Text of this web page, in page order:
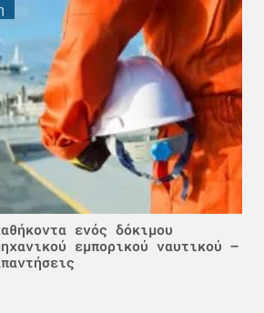
ενός δόκιμου
εμπορικού ναυτικού –